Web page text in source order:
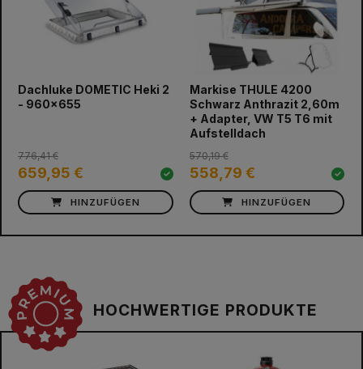
Dachluke DOMETIC Heki 2
- 960x655
659,95 €
776,41 €
HINZUFÜGEN
Markise THULE 4200
Schwarz Anthrazit 2,60m
+ Adapter, VW T5 T6 mit
Aufstelldach
558,79 €
570,19 €
HINZUFÜGEN
prev
HOCHWERTIGE PRODUKTE